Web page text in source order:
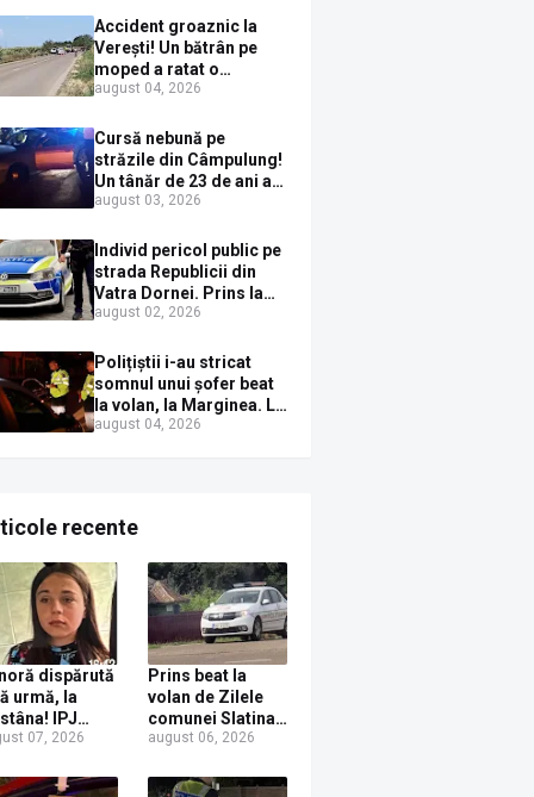
Accident groaznic la
Verești! Un bătrân pe
moped a ratat o
depășire și a ajuns sub
august 04, 2026
Cursă nebună pe
străzile din Câmpulung!
Un tânăr de 23 de ani a
fugit de poliție cu un
un gard de pe strada
Sirenei
august 03, 2026
Individ pericol public pe
strada Republicii din
Vatra Dornei. Prins la
volan cu mașina
plină zi
august 02, 2026
Polițiștii i-au stricat
somnul unui șofer beat
la volan, la Marginea. L-
au trezit instant cu un
august 04, 2026
recente
dispărută
urmă, la
IPJ
apel
populației
07, 2026
Prins beat la
volan de Zilele
comunei Slatina!
Un localnic s-a
penal după ce a
august 06, 2026